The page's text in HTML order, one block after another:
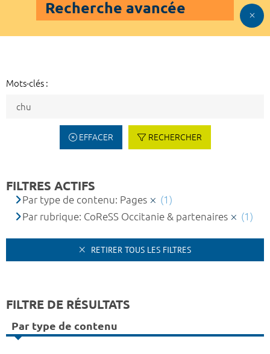
Recherche avancée
Mots-clés :
EFFACER RECHERCHER
FILTRES ACTIFS
Par type de contenu: Pages
(1)
Par rubrique: CoReSS Occitanie & partenaires
(1)
RETIRER TOUS LES FILTRES
FILTRE DE RÉSULTATS
Par type de contenu